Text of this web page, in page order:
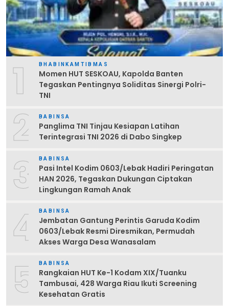
1 BHABINKAMTIBMAS
Momen HUT SESKOAU, Kapolda Banten
Tegaskan Pentingnya Soliditas Sinergi Polri-
TNI
2 BABINSA
Panglima TNI Tinjau Kesiapan Latihan
Terintegrasi TNI 2026 di Dabo Singkep
3 BABINSA
Pasi Intel Kodim 0603/Lebak Hadiri Peringatan
HAN 2026, Tegaskan Dukungan Ciptakan
Lingkungan Ramah Anak
4 BABINSA
Jembatan Gantung Perintis Garuda Kodim
0603/Lebak Resmi Diresmikan, Permudah
Akses Warga Desa Wanasalam
5 BABINSA
Rangkaian HUT Ke-1 Kodam XIX/Tuanku
Tambusai, 428 Warga Riau Ikuti Screening
Kesehatan Gratis